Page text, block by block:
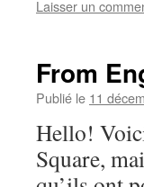
Laisser un
From
Publié le 11
Hello!
Square,